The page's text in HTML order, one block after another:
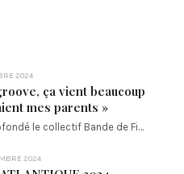
2024
ça vient beaucoup
mes parents »
le collectif Bande de Fi…
2024